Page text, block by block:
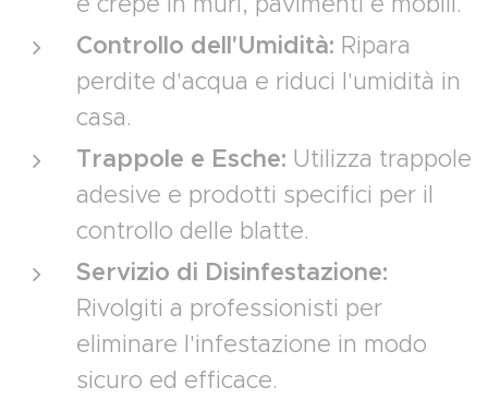
Controllo dell'Umidità: Ripara
perdite d'acqua e riduci l'umidità in
casa.
Trappole e Esche: Utilizza trappole
adesive e prodotti specifici per il
controllo delle blatte.
Servizio di Disinfestazione:
Rivolgiti a professionisti per
eliminare l'infestazione in modo
sicuro ed efficace.